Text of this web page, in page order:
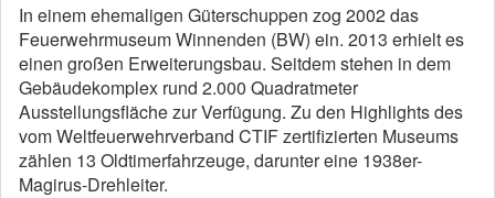
In einem ehemaligen Güterschuppen zog 2002 das
Feuerwehrmuseum Winnenden (BW) ein. 2013 erhielt es
einen großen Erweiterungsbau. Seitdem stehen in dem
Gebäudekomplex rund 2.000 Quadratmeter
Ausstellungsfläche zur Verfügung. Zu den Highlights des
vom Weltfeuerwehrverband CTIF zertifizierten Museums
zählen 13 Oldtimerfahrzeuge, darunter eine 1938er-
Magirus-Drehleiter.